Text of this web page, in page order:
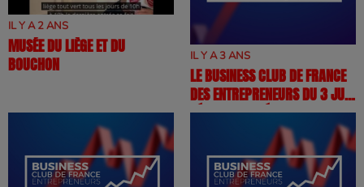
IL Y A 2 ANS
MUSÉE DU LIÈGE ET DU
BOUCHON
IL Y A 3 ANS
LE BUSINESS CLUB DE FRANCE
DES ENTREPRENEURS DU 3 JUIN
: ÉMISSION SPÉCIALE 4 ANS !